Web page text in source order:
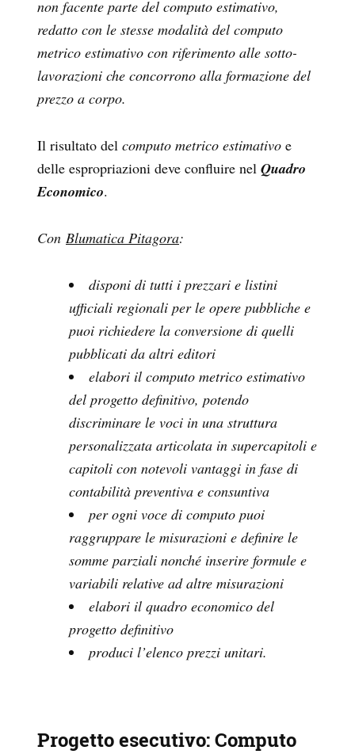
non facente parte del computo estimativo,
redatto con le stesse modalità del computo
metrico estimativo con riferimento alle sotto-
lavorazioni che concorrono alla formazione del
prezzo a corpo.
Il risultato del computo metrico estimativo e
delle espropriazioni deve confluire nel Quadro
Economico.
Con Blumatica Pitagora:
disponi di tutti i prezzari e listini
ufficiali regionali per le opere pubbliche e
puoi richiedere la conversione di quelli
pubblicati da altri editori
elabori il computo metrico estimativo
del progetto definitivo, potendo
discriminare le voci in una struttura
personalizzata articolata in supercapitoli e
capitoli con notevoli vantaggi in fase di
contabilità preventiva e consuntiva
per ogni voce di computo puoi
raggruppare le misurazioni e definire le
somme parziali nonché inserire formule e
variabili relative ad altre misurazioni
elabori il quadro economico del
progetto definitivo
produci l’elenco prezzi unitari.
Progetto esecutivo: Computo